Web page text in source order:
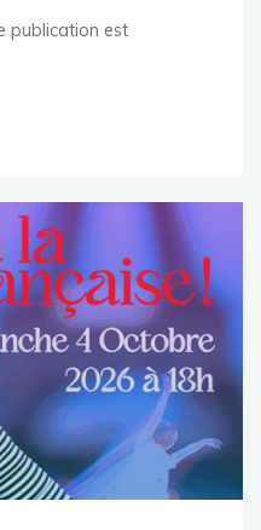
publication est